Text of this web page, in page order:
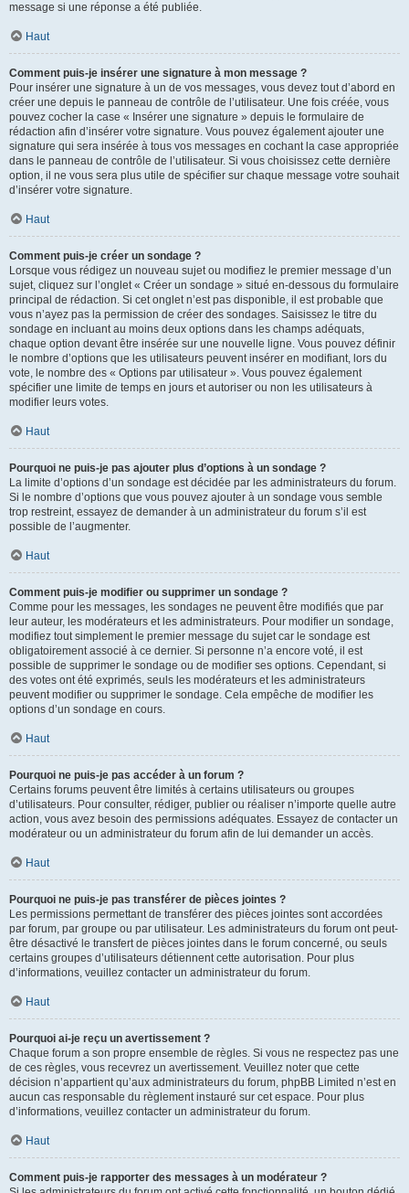
message si une réponse a été publiée.
Haut
Comment puis-je insérer une signature à mon message ?
Pour insérer une signature à un de vos messages, vous devez tout d’abord en
créer une depuis le panneau de contrôle de l’utilisateur. Une fois créée, vous
pouvez cocher la case « Insérer une signature » depuis le formulaire de
rédaction afin d’insérer votre signature. Vous pouvez également ajouter une
signature qui sera insérée à tous vos messages en cochant la case appropriée
dans le panneau de contrôle de l’utilisateur. Si vous choisissez cette dernière
option, il ne vous sera plus utile de spécifier sur chaque message votre souhait
d’insérer votre signature.
Haut
Comment puis-je créer un sondage ?
Lorsque vous rédigez un nouveau sujet ou modifiez le premier message d’un
sujet, cliquez sur l’onglet « Créer un sondage » situé en-dessous du formulaire
principal de rédaction. Si cet onglet n’est pas disponible, il est probable que
vous n’ayez pas la permission de créer des sondages. Saisissez le titre du
sondage en incluant au moins deux options dans les champs adéquats,
chaque option devant être insérée sur une nouvelle ligne. Vous pouvez définir
le nombre d’options que les utilisateurs peuvent insérer en modifiant, lors du
vote, le nombre des « Options par utilisateur ». Vous pouvez également
spécifier une limite de temps en jours et autoriser ou non les utilisateurs à
modifier leurs votes.
Haut
Pourquoi ne puis-je pas ajouter plus d’options à un sondage ?
La limite d’options d’un sondage est décidée par les administrateurs du forum.
Si le nombre d’options que vous pouvez ajouter à un sondage vous semble
trop restreint, essayez de demander à un administrateur du forum s’il est
possible de l’augmenter.
Haut
Comment puis-je modifier ou supprimer un sondage ?
Comme pour les messages, les sondages ne peuvent être modifiés que par
leur auteur, les modérateurs et les administrateurs. Pour modifier un sondage,
modifiez tout simplement le premier message du sujet car le sondage est
obligatoirement associé à ce dernier. Si personne n’a encore voté, il est
possible de supprimer le sondage ou de modifier ses options. Cependant, si
des votes ont été exprimés, seuls les modérateurs et les administrateurs
peuvent modifier ou supprimer le sondage. Cela empêche de modifier les
options d’un sondage en cours.
Haut
Pourquoi ne puis-je pas accéder à un forum ?
Certains forums peuvent être limités à certains utilisateurs ou groupes
d’utilisateurs. Pour consulter, rédiger, publier ou réaliser n’importe quelle autre
action, vous avez besoin des permissions adéquates. Essayez de contacter un
modérateur ou un administrateur du forum afin de lui demander un accès.
Haut
Pourquoi ne puis-je pas transférer de pièces jointes ?
Les permissions permettant de transférer des pièces jointes sont accordées
par forum, par groupe ou par utilisateur. Les administrateurs du forum ont peut-
être désactivé le transfert de pièces jointes dans le forum concerné, ou seuls
certains groupes d’utilisateurs détiennent cette autorisation. Pour plus
d’informations, veuillez contacter un administrateur du forum.
Haut
Pourquoi ai-je reçu un avertissement ?
Chaque forum a son propre ensemble de règles. Si vous ne respectez pas une
de ces règles, vous recevrez un avertissement. Veuillez noter que cette
décision n’appartient qu’aux administrateurs du forum, phpBB Limited n’est en
aucun cas responsable du règlement instauré sur cet espace. Pour plus
d’informations, veuillez contacter un administrateur du forum.
Haut
Comment puis-je rapporter des messages à un modérateur ?